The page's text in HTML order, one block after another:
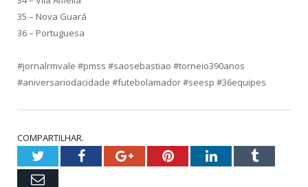
35 – Nova Guará
36 – Portuguesa
#jornalrmvale #pmss #saosebastiao #torneio390anos
#aniversariodacidade #futebolamador #seesp #36equipes
COMPARTILHAR.
TwitterFacebookGoogle+PinterestLinkedInTumblr
Email